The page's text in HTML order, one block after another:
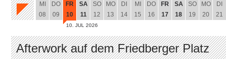
MI
08
DO
09
FR
10
10. JUL 2026
SA
11
SO
12
MO
13
DI
14
MI
15
DO
16
FR
17
SA
18
SO
19
MO
20
DI
21
Afterwork auf dem Friedberger Platz